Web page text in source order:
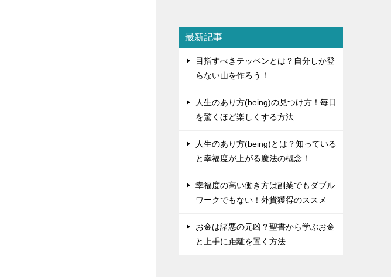
最新記事
目指すべきテッペンとは？自分しか登
らない山を作ろう！
人生のあり方(being)の見つけ方！毎日
を驚くほど楽しくする方法
人生のあり方(being)とは？知っている
と幸福度が上がる魔法の概念！
幸福度の高い働き方は副業でもダブル
ワークでもない！外貨獲得のススメ
お金は諸悪の元凶？聖書から学ぶお金
と上手に距離を置く方法